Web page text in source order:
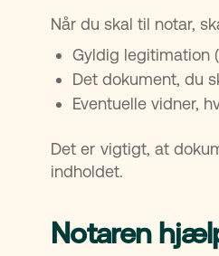
Når du skal til notar,
Gyldig legitimation
Det dokument, du
Eventuelle vidner,
Det er vigtigt, at
indholdet.
Notaren